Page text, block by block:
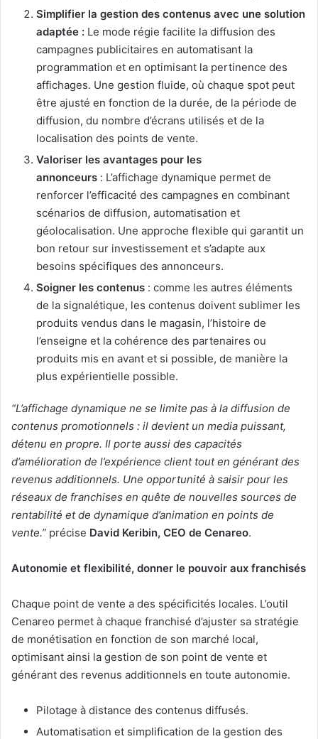
Simplifier la gestion des contenus avec une solution
adaptée : Le mode régie facilite la diffusion des
campagnes publicitaires en automatisant la
programmation et en optimisant la pertinence des
affichages. Une gestion fluide, où chaque spot peut
être ajusté en fonction de la durée, de la période de
diffusion, du nombre d’écrans utilisés et de la
localisation des points de vente.
Valoriser les avantages pour les
annonceurs : L’affichage dynamique permet de
renforcer l’efficacité des campagnes en combinant
scénarios de diffusion, automatisation et
géolocalisation. Une approche flexible qui garantit un
bon retour sur investissement et s’adapte aux
besoins spécifiques des annonceurs.
Soigner les contenus : comme les autres éléments
de la signalétique, les contenus doivent sublimer les
produits vendus dans le magasin, l’histoire de
l’enseigne et la cohérence des partenaires ou
produits mis en avant et si possible, de manière la
plus expérientielle possible.
“L’affichage dynamique ne se limite pas à la diffusion de
contenus promotionnels : il devient un media puissant,
détenu en propre. Il porte aussi des capacités
d’amélioration de l’expérience client tout en générant des
revenus additionnels. Une opportunité à saisir pour les
réseaux de franchises en quête de nouvelles sources de
rentabilité et de dynamique d’animation en points de
vente.” précise David Keribin, CEO de Cenareo.
Autonomie et flexibilité, donner le pouvoir aux franchisés
Chaque point de vente a des spécificités locales. L’outil
Cenareo permet à chaque franchisé d’ajuster sa stratégie
de monétisation en fonction de son marché local,
optimisant ainsi la gestion de son point de vente et
générant des revenus additionnels en toute autonomie.
Pilotage à distance des contenus diffusés.
Automatisation et simplification de la gestion des